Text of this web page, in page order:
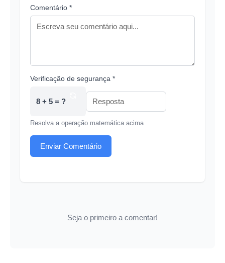
Comentário *
Verificação de segurança *
8 + 5 = ?
Resolva a operação matemática acima
Enviar Comentário
Seja o primeiro a comentar!